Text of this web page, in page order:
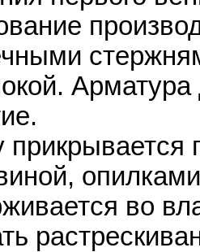
прикрывается
во